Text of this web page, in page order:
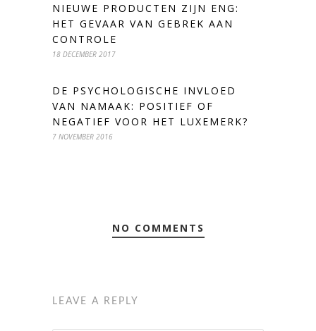
NIEUWE PRODUCTEN ZIJN ENG:
HET GEVAAR VAN GEBREK AAN
CONTROLE
18 DECEMBER 2017
DE PSYCHOLOGISCHE INVLOED
VAN NAMAAK: POSITIEF OF
NEGATIEF VOOR HET LUXEMERK?
7 NOVEMBER 2016
NO COMMENTS
LEAVE A REPLY